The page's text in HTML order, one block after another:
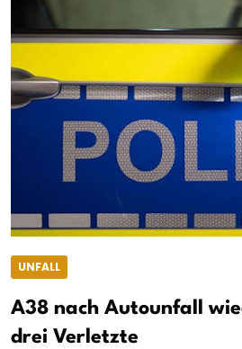
UNFALL
A38 nach Autounfall
drei Verletzte